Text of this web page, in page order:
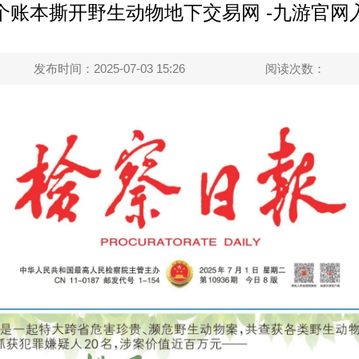
账本撕开野生动物地下交易网 -九游官网
发布时间：2025-07-03 15:26 阅读次数：